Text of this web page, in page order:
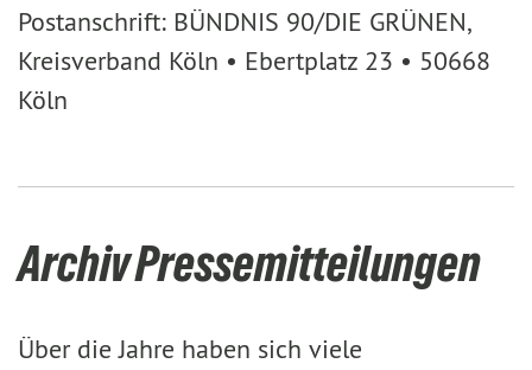
Postanschrift: BÜNDNIS 90/DIE GRÜNEN,
Kreisverband Köln • Ebertplatz 23 • 50668
Köln
Archiv Pressemitteilungen
Über die Jahre haben sich viele